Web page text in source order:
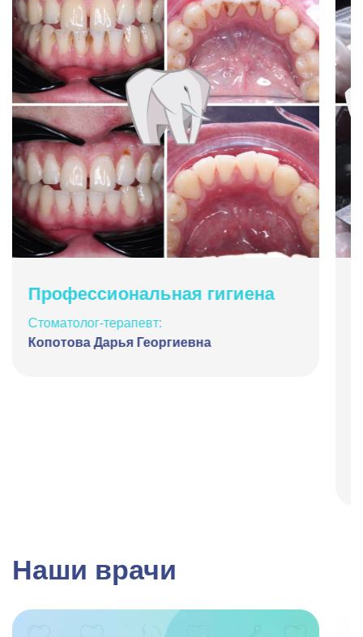
Профессиональная гигиена
Стоматолог-терапевт:
Копотова Дарья Георгиевна
Наши врачи